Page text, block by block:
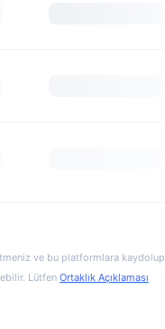
ve bu platformlara kaydolup
Lütfen Ortaklık Açıklaması